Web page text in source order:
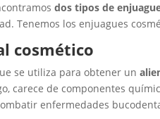
dos tipos de
Tenemos los enjuagues
cosmético
se utiliza para obtener un
carece de componentes
enfermedades